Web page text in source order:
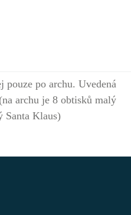
pouze po archu. Uvedená
archu je 8 obtisků malý
Santa Klaus)